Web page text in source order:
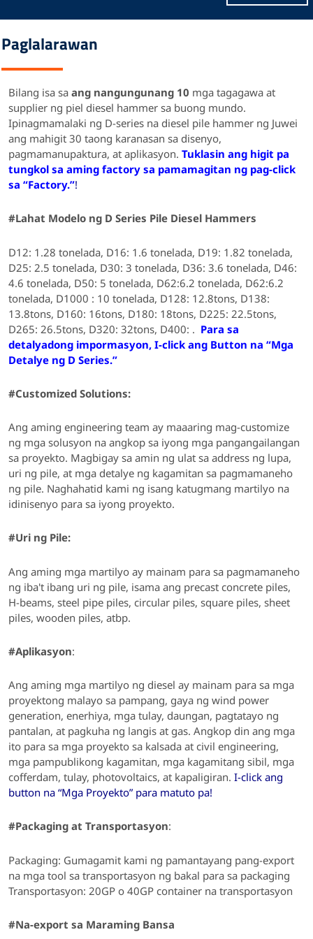
Paglalarawan
Bilang isa sa ang nangungunang 10 mga tagagawa at
supplier ng piel diesel hammer sa buong mundo.
Ipinagmamalaki ng D-series na diesel pile hammer ng Juwei
ang mahigit 30 taong karanasan sa disenyo,
pagmamanupaktura, at aplikasyon. Tuklasin ang higit pa
tungkol sa aming factory sa pamamagitan ng pag-click
sa “Factory.”!
#Lahat Modelo ng D Series Pile Diesel Hammers
D12: 1.28 tonelada, D16: 1.6 tonelada, D19: 1.82 tonelada,
D25: 2.5 tonelada, D30: 3 tonelada, D36: 3.6 tonelada, D46:
4.6 tonelada, D50: 5 tonelada, D62:6.2 tonelada, D62:6.2
tonelada, D1000 : 10 tonelada, D128: 12.8tons, D138:
13.8tons, D160: 16tons, D180: 18tons, D225: 22.5tons,
D265: 26.5tons, D320: 32tons, D400: . Para sa
detalyadong impormasyon, I-click ang Button na “Mga
Detalye ng D Series.”
#Customized Solutions:
Ang aming engineering team ay maaaring mag-customize
ng mga solusyon na angkop sa iyong mga pangangailangan
sa proyekto. Magbigay sa amin ng ulat sa address ng lupa,
uri ng pile, at mga detalye ng kagamitan sa pagmamaneho
ng pile. Naghahatid kami ng isang katugmang martilyo na
idinisenyo para sa iyong proyekto.
#Uri ng Pile:
Ang aming mga martilyo ay mainam para sa pagmamaneho
ng iba't ibang uri ng pile, isama ang precast concrete piles,
H-beams, steel pipe piles, circular piles, square piles, sheet
piles, wooden piles, atbp.
#Aplikasyon:
Ang aming mga martilyo ng diesel ay mainam para sa mga
proyektong malayo sa pampang, gaya ng wind power
generation, enerhiya, mga tulay, daungan, pagtatayo ng
pantalan, at pagkuha ng langis at gas. Angkop din ang mga
ito para sa mga proyekto sa kalsada at civil engineering,
mga pampublikong kagamitan, mga kagamitang sibil, mga
cofferdam, tulay, photovoltaics, at kapaligiran. I-click ang
button na “Mga Proyekto” para matuto pa!
#Packaging at Transportasyon:
Packaging: Gumagamit kami ng pamantayang pang-export
na mga tool sa transportasyon ng bakal para sa packaging
Transportasyon: 20GP o 40GP container na transportasyon
#Na-export sa Maraming Bansa